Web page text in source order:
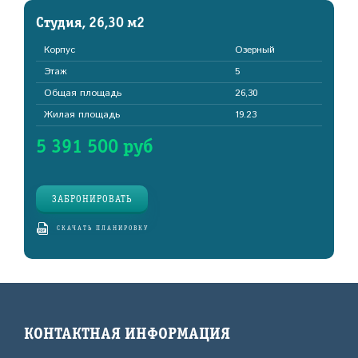
Студия, 26,30 м2
Корпус
Озерный
Этаж
5
Общая площадь
26,30
Жилая площадь
19.23
5 391 500 руб
ЗАБРОНИРОВАТЬ
СКАЧАТЬ ПЛАНИРОВКУ
КОНТАКТНАЯ ИНФОРМАЦИЯ